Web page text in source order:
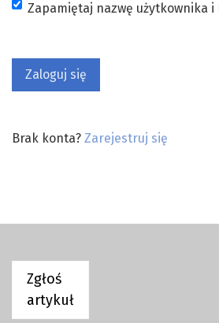
Zapamiętaj nazwę użytkownika i
Zaloguj się
Brak konta? Zarejestruj się
Zgłoś
artykuł